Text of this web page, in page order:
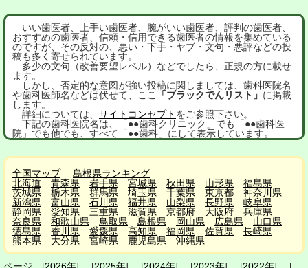
いい歯医者、上手い歯医者、腕がいい歯医者、評判の歯医者、
おすすめの歯医者、信頼・信用できる歯医者の情報を集めている
のですが、その反対の、悪い・下手・ヤブ・文句・悪評などの投
稿も多く寄せられています。
多少の文句（改善要望レベル）などでしたら、正規の方に載せ
ます。
しかし、否定的な意図が強い投稿に関しましては、歯科医院名
や歯科医師名などは伏せて、ここ
「ブラックでんリスト」 に掲載
します。
詳細については、 サイトコンセプト をご参照下さい。
下記の歯科医院名は、「●●歯科クリニック」でも「●●歯科医
院」でも他でも、すべて「●●歯科」にして表示しています。
全国マップ
島根県ランキング
北海道
青森県 岩手県 宮城県 秋田県 山形県
福島県
茨城県
栃木県 群馬県 埼玉県 千葉県 東京都
神奈川県
新潟県
富山県 石川県 福井県 山梨県 長野県
岐阜県
静岡県
愛知県 三重県 滋賀県 京都府 大阪府
兵庫県
奈良県
和歌山県 鳥取県 島根県 岡山県 広島県
山口県
徳島県
香川県 愛媛県 高知県 福岡県 佐賀県
長崎県
熊本県
大分県 宮崎県 鹿児島県 沖縄県